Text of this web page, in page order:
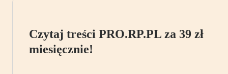
Czytaj treści PRO.RP.PL za 39 zł
miesięcznie!